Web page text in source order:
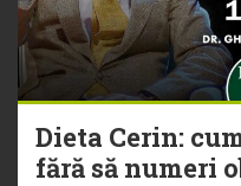
Dieta Cerin:
fără să numeri